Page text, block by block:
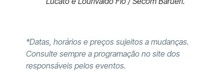
*Datas, horários e preços sujeitos a mudanças.
Consulte sempre a programação no site dos
responsáveis pelos eventos.